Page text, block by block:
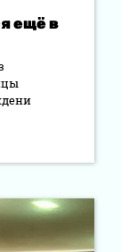
ещё в